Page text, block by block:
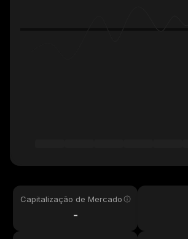
Capitalização de Mercado
-